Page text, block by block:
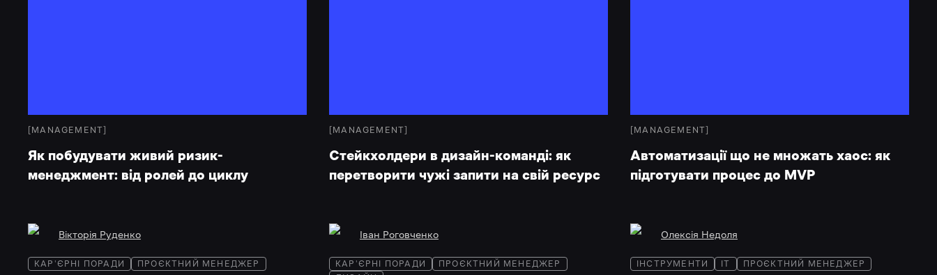
MANAGEMENT
Як побудувати живий ризик-
менеджмент: від ролей до циклу
Вікторія Руденко
КАР'ЄРНІ ПОРАДИ ПРОЄКТНИЙ МЕНЕДЖЕР
MANAGEMENT
Стейкхолдери в дизайн-команді: як
перетворити чужі запити на свій ресурс
Іван Роговченко
КАР'ЄРНІ ПОРАДИ
ПРОЄКТНИЙ МЕНЕДЖЕР
MANAGEMENT
Автоматизації що не множать хаос: як
підготувати процес до MVP
Олексія Недоля
ІНСТРУМЕНТИ IT ПРОЄКТНИЙ МЕНЕДЖЕР